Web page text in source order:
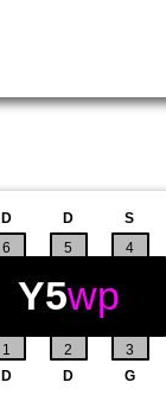
1 2 3
4
D D G
S
D
5
6
D
Y5wp